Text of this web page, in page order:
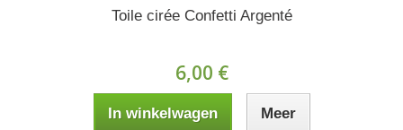
Toile cirée Confetti Argenté
6,00 €
In winkelwagen Meer